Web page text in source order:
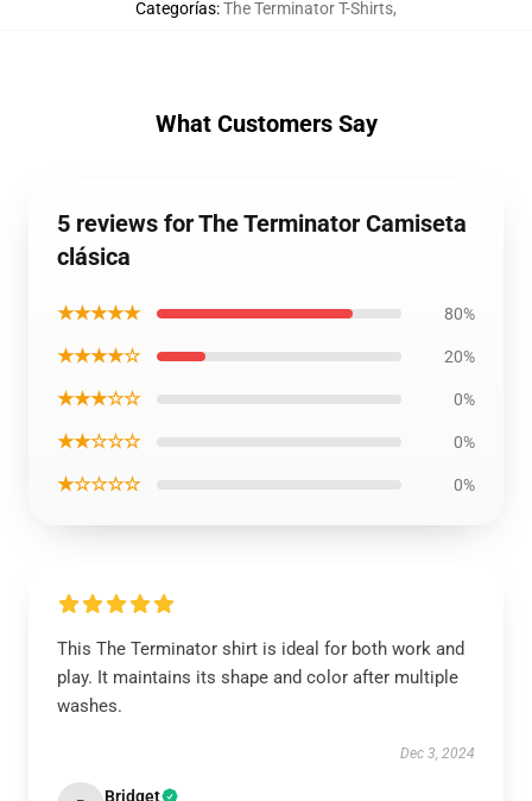
Categorías:The Terminator T-Shirts,
What Customers Say
5 reviews for The Terminator Camiseta
clásica
★★★★★ 80%
★★★★☆ 20%
★★★☆☆ 0%
★★☆☆☆ 0%
★☆☆☆☆ 0%
This The Terminator shirt is ideal for both work and
play. It maintains its shape and color after multiple
washes.
Dec 3, 2024
Bridget